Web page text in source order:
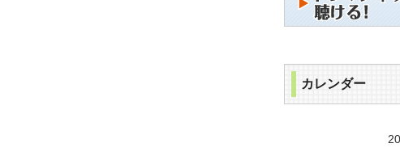
カレンダー